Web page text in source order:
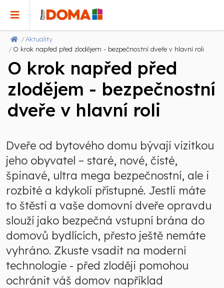
Aktuality
O krok napřed před zlodějem - bezpečnostní dveře v hlavní roli
O krok napřed před
zlodějem - bezpečnostní
dveře v hlavní roli
Dveře od bytového domu bývají vizitkou
jeho obyvatel – staré, nové, čisté,
špinavé, ultra mega bezpečnostní, ale i
rozbité a kdykoli přístupné. Jestli máte
to štěstí a vaše domovní dveře opravdu
slouží jako bezpečná vstupní brána do
domovů bydlících, přesto ještě nemáte
vyhráno. Zkuste vsadit na moderní
technologie - před zloději pomohou
ochránit váš domov například